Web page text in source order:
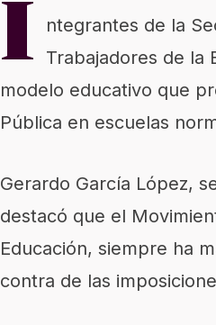
I
ntegrantes de la
Trabajadores de la
modelo educativo que
Pública en escuelas
Gerardo García López,
destacó que el
Educación, siempre ha
contra de las